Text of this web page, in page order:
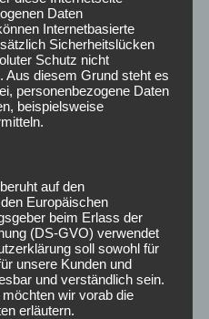
Daten
Internetbasierte
Sicherheitslücken
Schutz nicht
Aus diesem Grund steht es
personenbezogene Daten
beispielsweise
auf den
Europäischen
beim Erlass der
(DS-GVO) verwendet
soll sowohl für
unsere Kunden und
und verständlich sein.
wir vorab die
erläutern.